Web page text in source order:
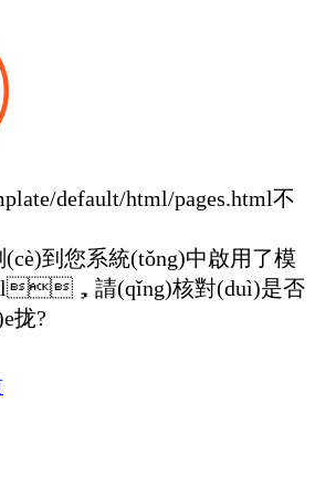
default/html/pages.html不
到您系統(tǒng)中啟用了模
，請(qǐng)核對(duì)是否
拢?